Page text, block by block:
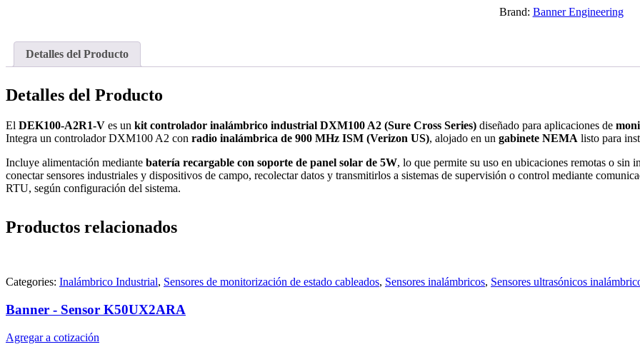
A2R1-
V
Brand: Banner Engineering
Detalles del Producto
Detalles del Producto
El DEK100-A2R1-V es un kit controlador inalámbrico industrial DXM100 A2 (Sure Cross Series) diseñado para aplicaciones de
Integra un controlador DXM100 A2 con radio inalámbrica de 900 MHz ISM (Verizon US), alojado en un gabinete NEMA listo para
Incluye alimentación mediante batería recargable con soporte de panel solar de 5W, lo que permite su uso en ubicaciones remotas o sin
conectar sensores industriales y dispositivos de campo, recolectar datos y transmitirlos a sistemas de supervisión o control mediante
RTU, según configuración del sistema.
Productos relacionados
Categories: Inalámbrico Industrial, Sensores de monitorización de estado cableados, Sensores inalámbricos, Sensores ultrasónicos
Banner - Sensor K50UX2ARA
Agregar a cotización